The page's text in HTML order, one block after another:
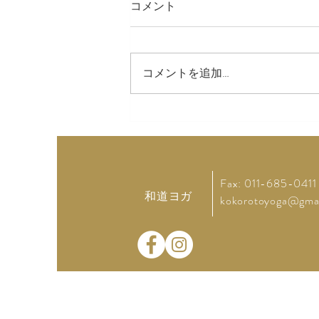
コメント
コメントを追加…
和道ヨガ
Fax: 011-685-0411